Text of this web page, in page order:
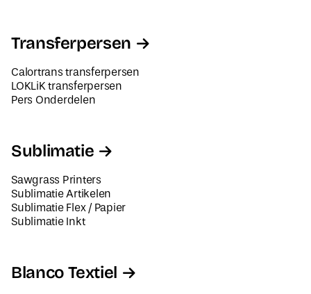
Transferpersen
Calortrans transferpersen
LOKLiK transferpersen
Pers Onderdelen
Sublimatie
Sawgrass Printers
Sublimatie Artikelen
Sublimatie Flex / Papier
Sublimatie Inkt
Blanco Textiel